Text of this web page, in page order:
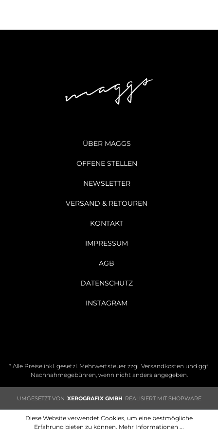
ÜBER MAGGS
OFFENE STELLEN
NEWSLETTER
VERSAND & RETOUREN
KONTAKT
IMPRESSUM
AGB
DATENSCHUTZ
INSTAGRAM
* Alle Preise inkl. gesetzl. Mehrwertsteuer zzgl. Versandkosten und ggf.
Nachnahmegebühren, wenn nicht anders angegeben.
UMGESETZT VON XEROGRAFIX GMBH REALISIERT MIT SHOPWARE
Diese Website verwendet Cookies, um eine bestmögliche
Erfahrung bieten zu können. Mehr Informationen ...